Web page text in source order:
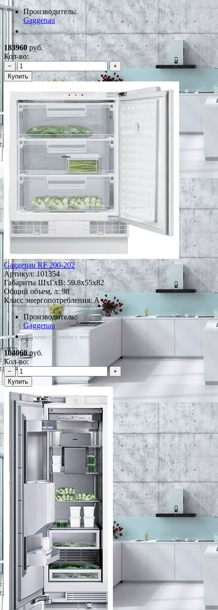
Производитель:
Gaggenau
*Наличие уточняйте у менеджера
183960руб.
Кол-во:
−
+
Купить
Gaggenau RF 200-202
Артикул:101354
Габариты ШxГxВ: 59.8x55x82
Общий объем, л: 98
Класс энергопотребления: A+
Производитель:
Gaggenau
*Наличие уточняйте у менеджера
104060руб.
Кол-во:
−
+
Купить